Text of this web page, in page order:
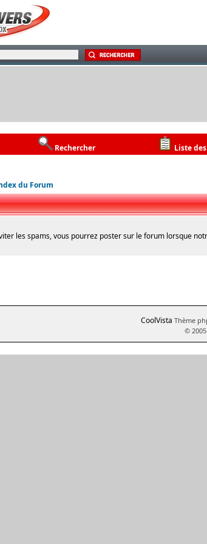
Rechercher Liste
du Forum
les spams, vous pourrez poster sur le forum lorsque
CoolVista Thème
©